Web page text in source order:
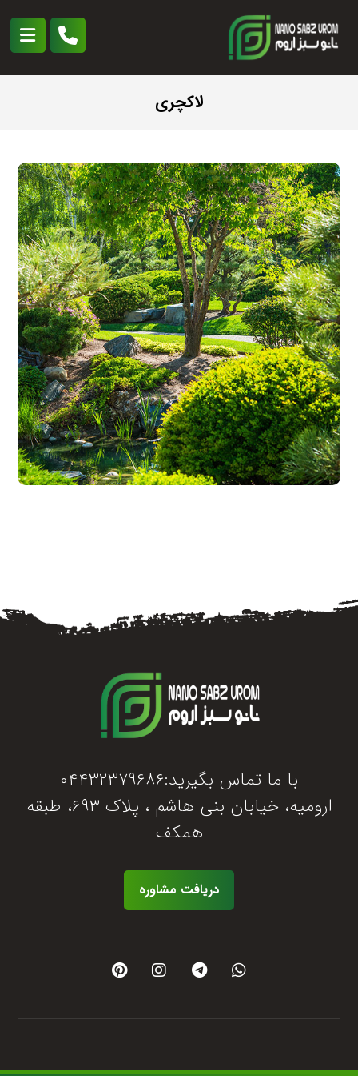
لاکچری
با ما تماس بگیرید:۰۴۴۳۲۳۷۹۶۸۶
ارومیه، خیابان بنی هاشم ، پلاک ۶۹۳، طبقه
همکف
دریافت مشاوره